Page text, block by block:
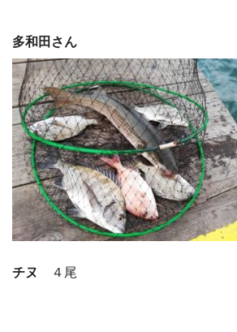
多和田さん
チヌ ４尾